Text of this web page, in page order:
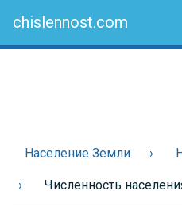
chislennost.com
Население Земли
Численность